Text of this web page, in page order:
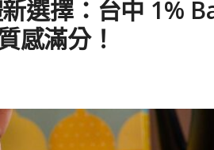
選擇：台中 1%
感滿分！